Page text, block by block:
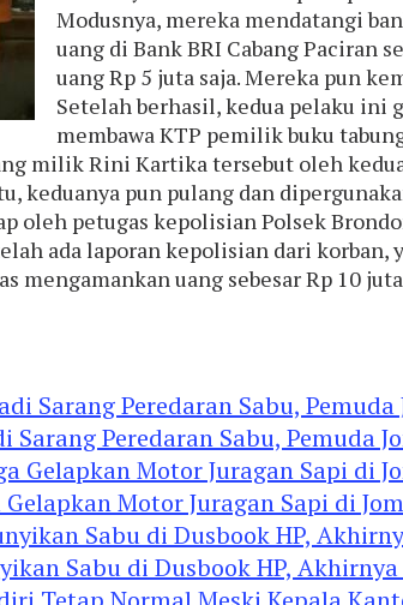
Modusnya, mereka mendatangi
uang di Bank BRI Cabang Paciran
uang Rp 5 juta saja. Mereka pun
Setelah berhasil, kedua pelaku ini
membawa KTP pemilik buku
milik Rini Kartika tersebut oleh
keduanya pun pulang dan
oleh petugas kepolisian Polsek
ada laporan kepolisian dari
mengamankan uang sebesar Rp 10
Sarang Peredaran Sabu, Pemuda
Motor Juragan Sapi di
Sabu di Dusbook HP,